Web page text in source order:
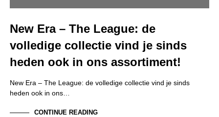
New Era – The League: de
volledige collectie vind je sinds
heden ook in ons assortiment!
New Era – The League: de volledige collectie vind je sinds
heden ook in ons…
CONTINUE READING